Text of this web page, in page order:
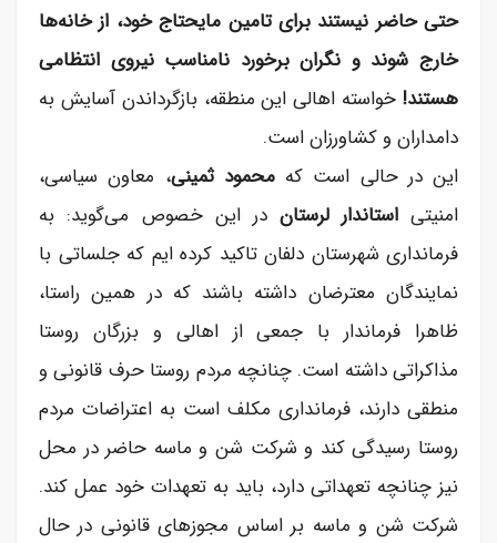
حتی حاضر نیستند برای تامین مایحتاج خود، از خانه‌ها
خارج شوند و نگران برخورد نامناسب نیروی انتظامی
هستند! خواسته اهالی این منطقه، بازگرداندن آسایش به
دامداران و کشاورزان است.
این در حالی است کهمحمود ثمینی، معاون سیاسی،
امنیتی استاندار لرستان در این خصوص می‌گوید: به
فرمانداری شهرستان دلفان تاکید کرده ایم که جلساتی با
نمایندگان معترضان داشته باشند که در همین راستا،
ظاهرا فرماندار با جمعی از اهالی و بزرگان روستا
مذاکراتی داشته است. چنانچه مردم روستا حرف قانونی و
منطقی دارند، فرمانداری مکلف است به اعتراضات مردم
روستا رسیدگی کند و شرکت شن و ماسه حاضر در محل
نیز چنانچه تعهداتی دارد، باید به تعهدات خود عمل کند.
شرکت شن و ماسه بر اساس مجوز‌های قانونی در حال